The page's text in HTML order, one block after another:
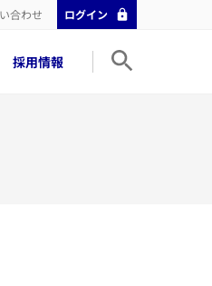
合わせ ログイン
採用情報